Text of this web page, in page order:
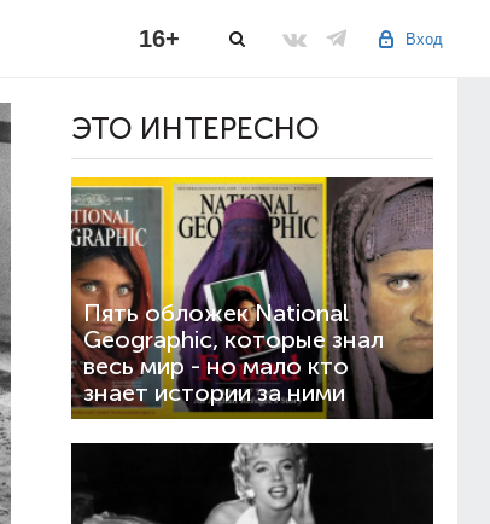
Вход
16+
ЭТО ИНТЕРЕСНО
Пять обложек National
Geographic, которые знал
весь мир - но мало кто
знает истории за ними